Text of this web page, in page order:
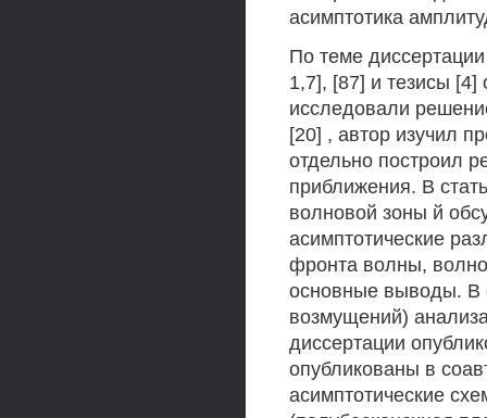
асимптотика
По теме
1,7], [87] и тезисы [4]
исследовали
[20] , автор изучил
отдельно построил
приближения. В
волновой зоны й
асимптотические
фронта волны,
основные выводы. В
возмущений)
диссертации
опубликованы в
асимптотические